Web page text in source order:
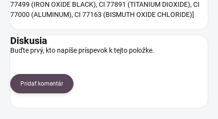
77499 (IRON OXIDE BLACK), CI 77891 (TITANIUM DIOXIDE), CI
77000 (ALUMINUM), CI 77163 (BISMUTH OXIDE CHLORIDE)]
Diskusia
Buďte prvý, kto napíše príspevok k tejto položke.
Pridať komentár